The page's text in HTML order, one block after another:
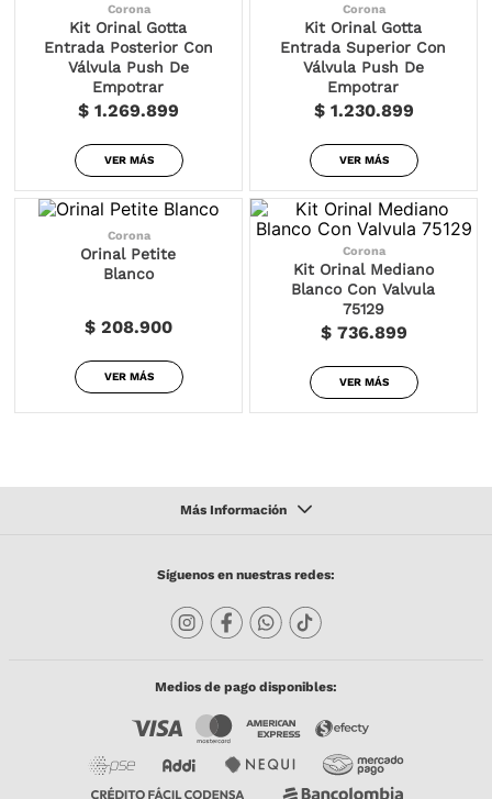
Corona
Kit Orinal Gotta
Entrada Posterior Con
Válvula Push De
Empotrar
$ 1.269.899
VER MÁS
Corona
Kit Orinal Gotta
Entrada Superior Con
Válvula Push De
Empotrar
$ 1.230.899
VER MÁS
Corona
Orinal Petite
Blanco
$ 208.900
VER MÁS
Corona
Kit Orinal Mediano
Blanco Con Valvula
75129
$ 736.899
VER MÁS
Síguenos en nuestras redes:
Medios de pago disponibles: